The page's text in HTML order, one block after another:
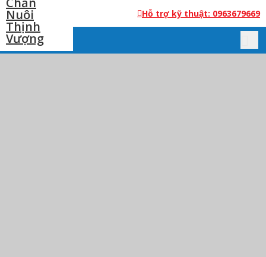
Hỗ trợ kỹ thuật: 0963679669